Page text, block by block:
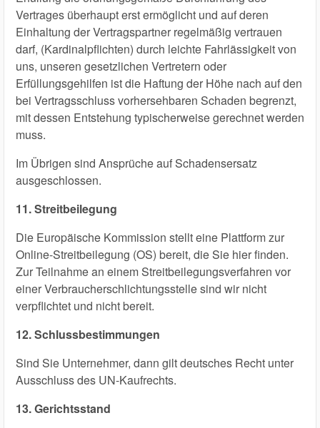
Vertrages überhaupt erst ermöglicht und auf deren
Einhaltung der Vertragspartner regelmäßig vertrauen
darf, (Kardinalpflichten) durch leichte Fahrlässigkeit von
uns, unseren gesetzlichen Vertretern oder
Erfüllungsgehilfen ist die Haftung der Höhe nach auf den
bei Vertragsschluss vorhersehbaren Schaden begrenzt,
mit dessen Entstehung typischerweise gerechnet werden
muss.
Im Übrigen sind Ansprüche auf Schadensersatz
ausgeschlossen.
11. Streitbeilegung
Die Europäische Kommission stellt eine Plattform zur
Online-Streitbeilegung (OS) bereit, die Sie hier finden.
Zur Teilnahme an einem Streitbeilegungsverfahren vor
einer Verbraucherschlichtungsstelle sind wir nicht
verpflichtet und nicht bereit.
12. Schlussbestimmungen
Sind Sie Unternehmer, dann gilt deutsches Recht unter
Ausschluss des UN-Kaufrechts.
13. Gerichtsstand